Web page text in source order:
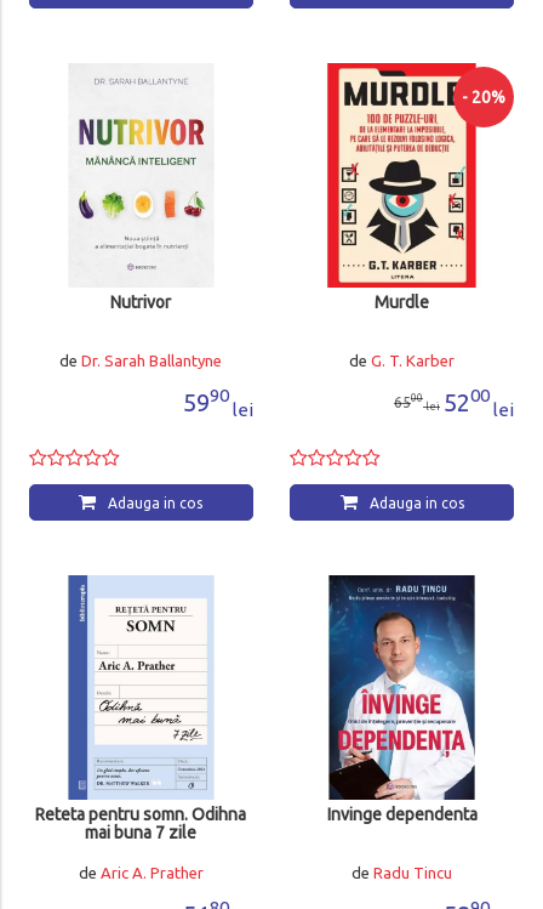
Nutrivor
deDr. Sarah Ballantyne
5990
lei
Adauga in cos
- 20%
Murdle
de G. T. Karber
6500
lei 5200
lei
Adauga in cos
Reteta pentru somn. Odihna
mai buna 7 zile
de Aric A. Prather
Invinge dependenta
de Radu Tincu